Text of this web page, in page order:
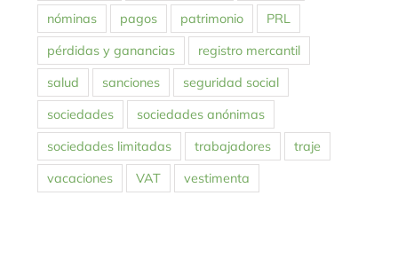
nóminas
pagos patrimonio
PRL
pérdidas y ganancias
registro mercantil
salud
sanciones
seguridad social
sociedades
sociedades anónimas
sociedades limitadas
trabajadores
traje
vacaciones
VAT vestimenta